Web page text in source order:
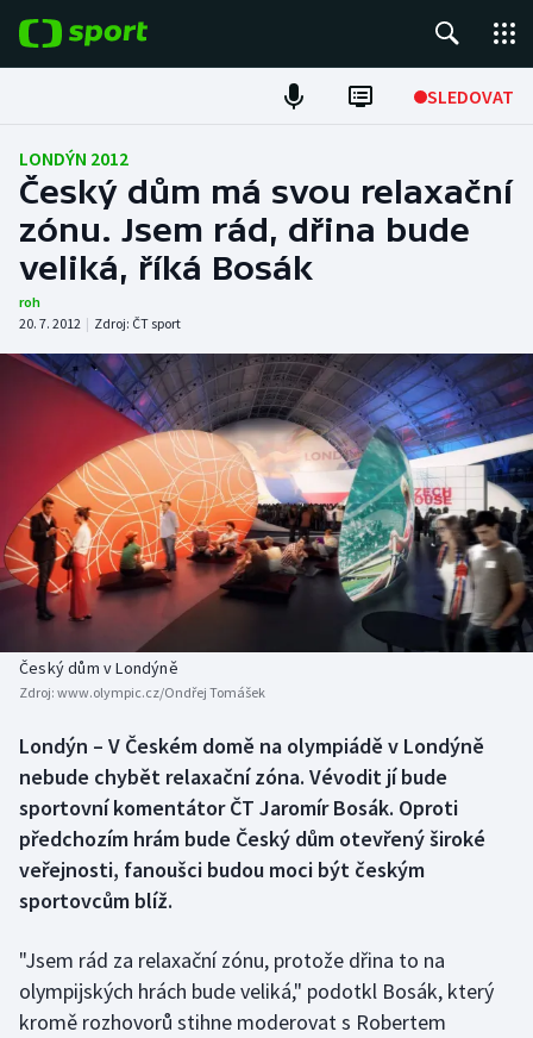
SLEDOVAT
Fotbal
Hokej
Tenis
Atletika
Cyklistika
DALŠÍ SPORTY
Americký fotbal
Baseball a softbal
Basketbal
Biatlon
Box
Curling
Dostihy
Florbal
Futsal
NEPŘEHLÉDNĚTE
Soutěže
Historické návraty
Aplikace ČT sport
LONDÝN 2012
Český dům má svou relaxační
zónu. Jsem rád, dřina bude
veliká, říká Bosák
roh
20. 7. 2012 | Zdroj: ČT sport
Český dům v Londýně
Zdroj: www.olympic.cz/Ondřej Tomášek
Londýn – V Českém domě na olympiádě v Londýně
nebude chybět relaxační zóna. Vévodit jí bude
sportovní komentátor ČT Jaromír Bosák. Oproti
předchozím hrám bude Český dům otevřený široké
veřejnosti, fanoušci budou moci být českým
sportovcům blíž.
"Jsem rád za relaxační zónu, protože dřina to na
olympijských hrách bude veliká," podotkl Bosák, který
kromě rozhovorů stihne moderovat s Robertem